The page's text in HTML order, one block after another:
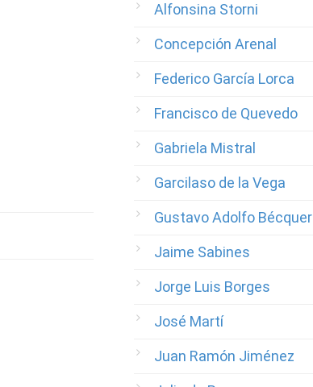
Alfonsina Storni
Concepción Arenal
Federico García Lorca
Francisco de Quevedo
Gabriela Mistral
Garcilaso de la Vega
Gustavo Adolfo Bécquer
Jaime Sabines
Jorge Luis Borges
José Martí
Juan Ramón Jiménez